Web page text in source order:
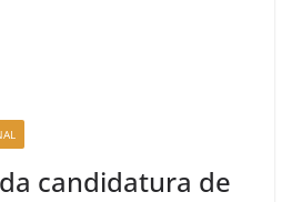
candidatura de